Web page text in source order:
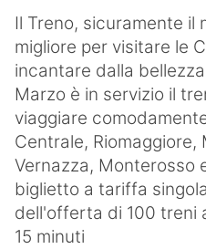
Il Treno, sicuramente il
migliore per visitare le
incantare dalla
Marzo è in servizio il
viaggiare
Centrale, Riomaggiore,
Vernazza, Monterosso
biglietto a tariffa
dell'offerta di 100 treni
15 minuti